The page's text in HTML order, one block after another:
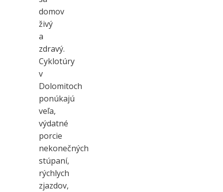
domov
živý
a
zdravý.
Cyklotúry
v
Dolomitoch
ponúkajú
veľa,
výdatné
porcie
nekonečných
stúpaní,
rýchlych
zjazdov,